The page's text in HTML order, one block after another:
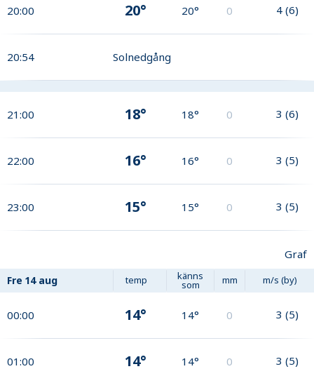
20:00 20° 20° 0 4 (6)
20:54 Solnedgång
21:00 18° 18° 0 3 (6)
22:00 16° 16° 0 3 (5)
23:00 15° 15° 0 3 (5)
Graf
Fre 14 aug temp känns
som mm m/s (by)
00:00 14° 14° 0 3 (5)
01:00 14° 14° 0 3 (5)